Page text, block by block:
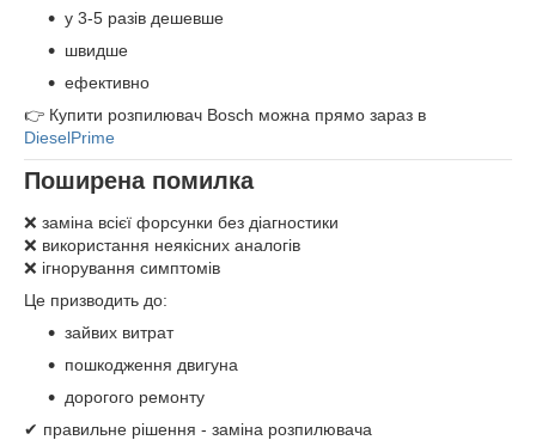
у 3-5 разів дешевше
швидше
ефективно
👉 Купити розпилювач Bosch можна прямо зараз в
DieselPrime
Поширена помилка
❌ заміна всієї форсунки без діагностики
❌ використання неякісних аналогів
❌ ігнорування симптомів
Це призводить до:
зайвих витрат
пошкодження двигуна
дорогого ремонту
✔ правильне рішення - заміна розпилювача